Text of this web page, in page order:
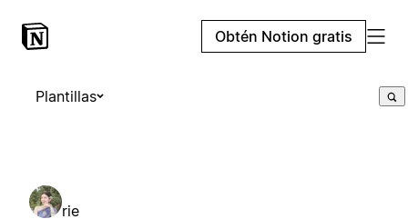
Obtén Notion gratis
Plantillas
rie